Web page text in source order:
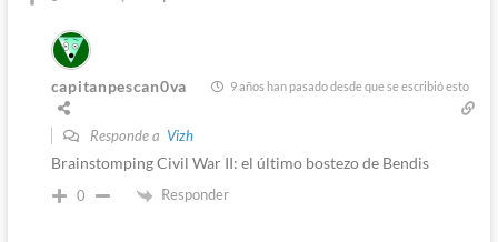
capitanpescan0va 9 años han pasado desde que se escribió esto
Responde a Vizh
Brainstomping Civil War II: el último bostezo de Bendis
0 Responder